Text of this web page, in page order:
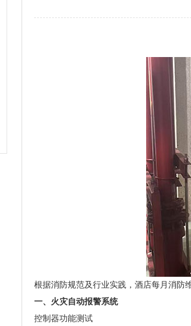
根据消防规范及行业实践，酒店每月消防
一、火灾自动报警系统
控制器功能测试